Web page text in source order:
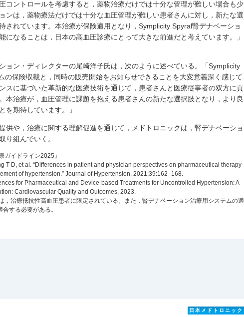
コントロールを考慮すると，薬物治療だけでは十分な管理が難しい場合も少
ンは，薬物療法だけでは十分な血圧管理が難しい患者さんに対し，新たな選
されています。本治療が保険適用となり，Symplicity Spyral腎デナベーショ
になることは，日本の高血圧診療にとって大きな前進だと考えています。」
ョン・ディレクターの尾崎洋子氏は，次のように述べている。「Symplicity
の保険収載と，同時の販売開始をお知らせできることを大変意義深く感じて
スに基づいた革新的な医療技術を通じて，患者さんと医療従事者の双方に貢
本治療が，血圧管理に課題を抱える患者さんの新たな選択肢となり，より良
を期待しています。」
供や，治療に関する理解促進を通じて，メドトロニックは，腎デナベーショ
り組んでいく。
ガイドライン2025』
T-D, et al. “Differences in patient and physician perspectives on pharmaceutical therapy
of hypertension.” Journal of Hypertension, 2021;39:162–168.
for Pharmaceutical and Device-based Treatments for Uncontrolled Hypertension: A
Cardiovascular Quality and Outcomes, 2023.
，治療抵抗性高血圧患者に限定されている。また，腎デナベーション治療用システムの適
する必要がある。
日本メドトロニック